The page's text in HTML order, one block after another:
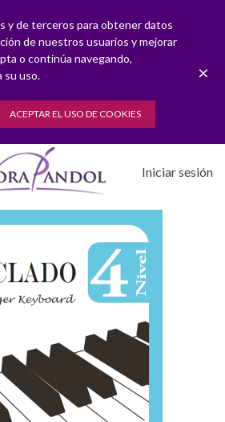
y de terceros para obtener datos
de nuestros usuarios y mejorar
o continúa navegando,
su uso.
ACEPTAR EL USO DE COOKIES
×
Iniciar sesión